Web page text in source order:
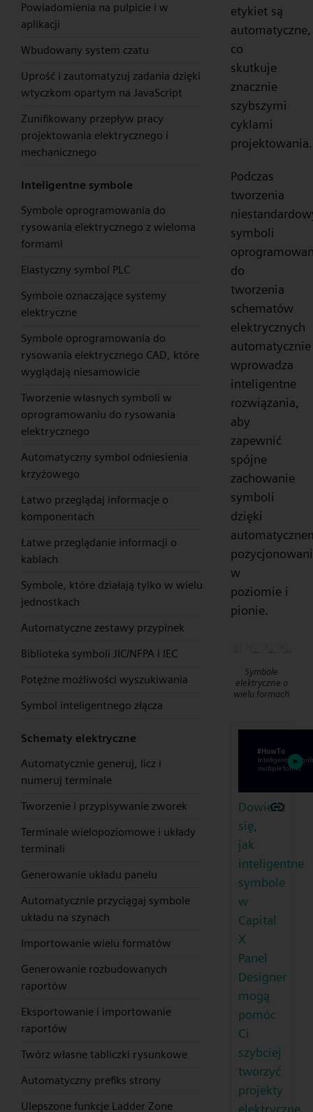
Powiadomienia na pulpicie i w
aplikacji
Wbudowany system czatu
Uprość i zautomatyzuj zadania dzięki
wtyczkom opartym na JavaScript
Zunifikowany przepływ pracy
projektowania elektrycznego i
mechanicznego
Inteligentne symbole
Symbole oprogramowania do
rysowania elektrycznego z wieloma
formami
Elastyczny symbol PLC
Symbole oznaczające systemy
elektryczne
Symbole oprogramowania do
rysowania elektrycznego CAD, które
wyglądają niesamowicie
Tworzenie własnych symboli w
oprogramowaniu do rysowania
elektrycznego
Automatyczny symbol odniesienia
krzyżowego
Łatwo przeglądaj informacje o
komponentach
Łatwe przeglądanie informacji o
kablach
Symbole, które działają tylko w wielu
jednostkach
Automatyczne zestawy przypinek
Biblioteka symboli JIC/NFPA i IEC
Potężne możliwości wyszukiwania
Symbol inteligentnego złącza
Schematy elektryczne
Automatycznie generuj, licz i
numeruj terminale
Tworzenie i przypisywanie zworek
Terminale wielopoziomowe i układy
terminali
Generowanie układu panelu
Automatycznie przyciągaj symbole
układu na szynach
Importowanie wielu formatów
Generowanie rozbudowanych
raportów
Eksportowanie i importowanie
raportów
Twórz własne tabliczki rysunkowe
Automatyczny prefiks strony
Ulepszone funkcje Ladder Zone
etykiet są
automatyczne,
co
skutkuje
znacznie
szybszymi
cyklami
projektowania.
Podczas
tworzenia
symboli
do
tworzenia
schematów
elektrycznych
automatycznie
wprowadza
inteligentne
rozwiązania,
aby
zapewnić
spójne
zachowanie
symboli
dzięki
w
poziomie i
pionie.
Symbole
elektryczne o
wielu formach
Dowiedz
się,
jak
inteligentne
symbole
w
Capital
X
Panel
Designer
mogą
pomóc
Ci
szybciej
tworzyć
projekty
elektryczne